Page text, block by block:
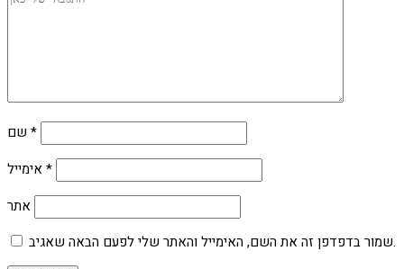
*
*
אתר
שמור בדפדפן זה את השם, האימייל והאתר שלי לפעם הבאה שאגיב.